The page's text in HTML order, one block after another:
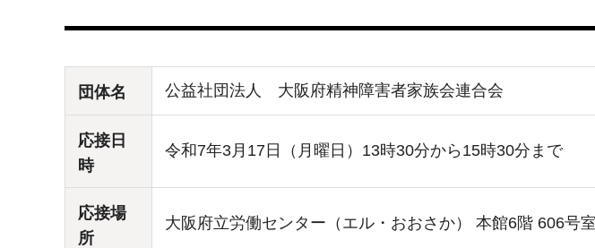
団体名 公益社団法人 大阪府精神障害者家族会連合会
応接日
時
令和7年3月17日（月曜日）13時30分から15時30分まで
応接場
所
大阪府立労働センター（エル・おおさか） 本館6階 606号